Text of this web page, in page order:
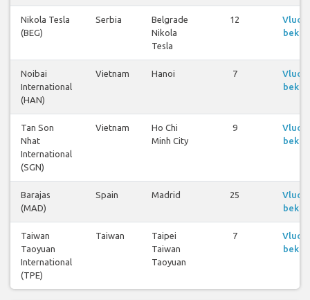
Nikola Tesla
(BEG)
Serbia
Belgrade
Nikola
Tesla
12
Noibai
International
(HAN)
Vietnam Hanoi 7
Tan Son
Nhat
International
(SGN)
Vietnam
Ho Chi
Minh City
9
Barajas
(MAD)
Spain Madrid 25
Taiwan
Taoyuan
International
(TPE)
Taiwan
Taipei
Taiwan
Taoyuan
7